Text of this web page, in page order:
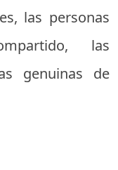
las personas
las
genuinas de